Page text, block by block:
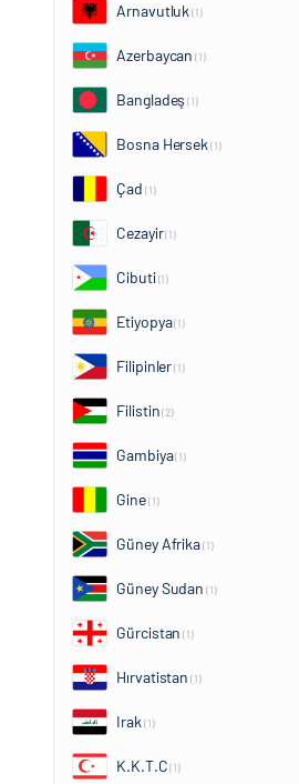
Arnavutluk (1)
Azerbaycan (1)
Bangladeş (1)
Bosna Hersek (1)
Çad (1)
Cezayir(1)
Cibuti(1)
Etiyopya(1)
Filipinler(1)
Filistin(2)
Gambiya(1)
Gine(1)
Güney Afrika(1)
Güney Sudan (1)
Gürcistan (1)
Hırvatistan (1)
Irak (1)
K.K.T.C(1)